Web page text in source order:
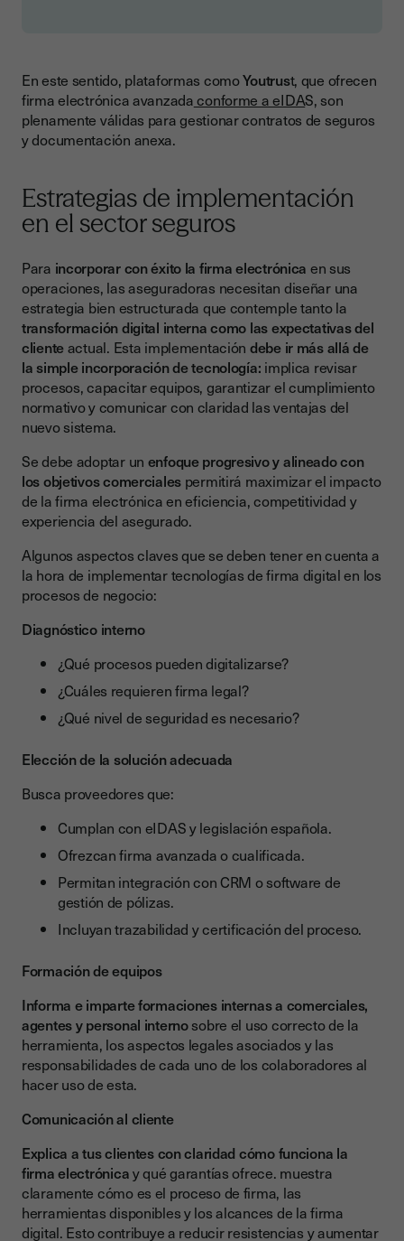
En este sentido, plataformas comoYoutrust, que ofrecen
firma electrónica avanzadaconforme a eIDAS, son
plenamente válidas para gestionar contratos de seguros
y documentación anexa.
Estrategias de implementación
en el sector seguros
Para incorporar con éxito la firma electrónica en sus
operaciones, las aseguradoras necesitan diseñar una
estrategia bien estructurada que contemple tanto la
transformación digital interna como las expectativas del
clienteactual. Esta implementación debe ir más allá de
la simple incorporación de tecnología: implica revisar
procesos, capacitar equipos, garantizar el cumplimiento
normativo y comunicar con claridad las ventajas del
nuevo sistema.
Se debe adoptar un enfoque progresivo y alineado con
los objetivos comerciales permitirá maximizar el impacto
de la firma electrónica en eficiencia, competitividad y
experiencia del asegurado.
Algunos aspectos claves que se deben tener en cuenta a
la hora de implementar tecnologías de firma digital en los
procesos de negocio:
Diagnóstico interno
¿Qué procesos pueden digitalizarse?
¿Cuáles requieren firma legal?
¿Qué nivel de seguridad es necesario?
Elección de la solución adecuada
Busca proveedores que:
Cumplan con eIDAS y legislación española.
Ofrezcan firma avanzada o cualificada.
Permitan integración con CRM o software de
gestión de pólizas.
Incluyan trazabilidad y certificación del proceso.
Formación de equipos
Informa e imparte formaciones internas a comerciales,
agentes y personal internosobre el uso correcto de la
herramienta, los aspectos legales asociados y las
responsabilidades de cada uno de los colaboradores al
hacer uso de esta.
Comunicación al cliente
Explica a tus clientes con claridad cómo funciona la
firma electrónicay qué garantías ofrece. muestra
claramente cómo es el proceso de firma, las
herramientas disponibles y los alcances de la firma
digital. Esto contribuye a reducir resistencias y aumentar